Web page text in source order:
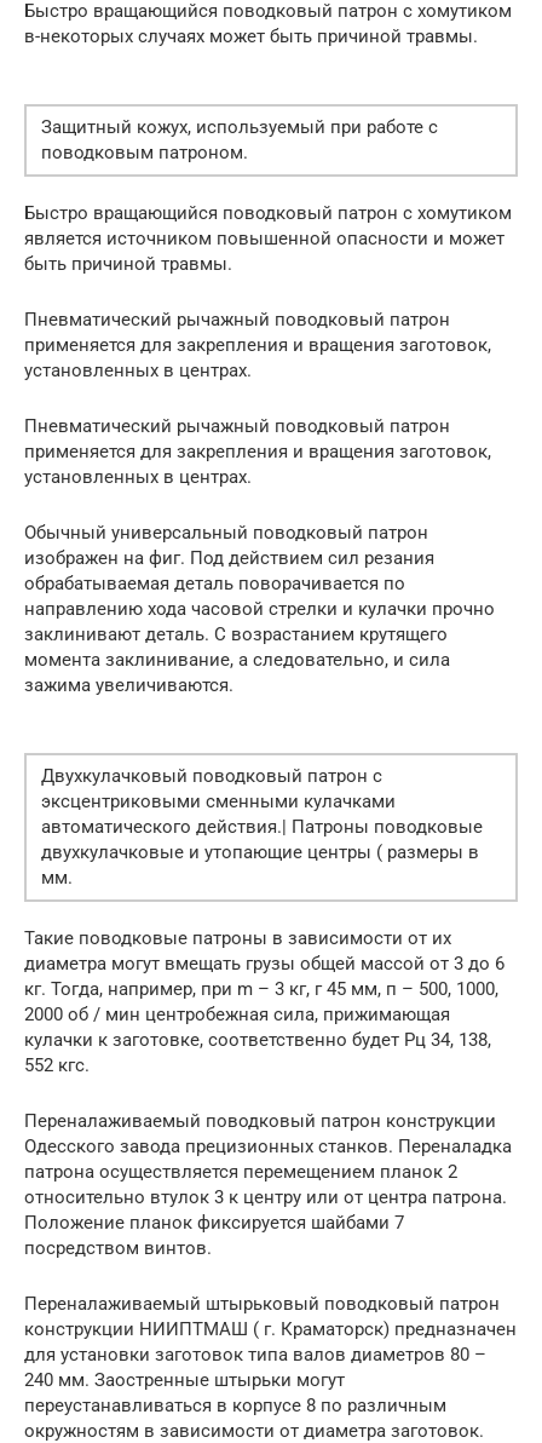
Быстро вращающийся поводковый патрон с хомутиком
в-некоторых случаях может быть причиной травмы.
Защитный кожух, используемый при работе с
поводковым патроном.
Быстро вращающийся поводковый патрон с хомутиком
является источником повышенной опасности и может
быть причиной травмы.
Пневматический рычажный поводковый патрон
применяется для закрепления и вращения заготовок,
установленных в центрах.
Пневматический рычажный поводковый патрон
применяется для закрепления и вращения заготовок,
установленных в центрах.
Обычный универсальный поводковый патрон
изображен на фиг. Под действием сил резания
обрабатываемая деталь поворачивается по
направлению хода часовой стрелки и кулачки прочно
заклинивают деталь. С возрастанием крутящего
момента заклинивание, а следовательно, и сила
зажима увеличиваются.
Двухкулачковый поводковый патрон с
эксцентриковыми сменными кулачками
автоматического действия.| Патроны поводковые
двухкулачковые и утопающие центры ( размеры в
мм.
Такие поводковые патроны в зависимости от их
диаметра могут вмещать грузы общей массой от 3 до 6
кг. Тогда, например, при m – 3 кг, г 45 мм, п – 500, 1000,
2000 об / мин центробежная сила, прижимающая
кулачки к заготовке, соответственно будет Рц 34, 138,
552 кгс.
Переналаживаемый поводковый патрон конструкции
Одесского завода прецизионных станков. Переналадка
патрона осуществляется перемещением планок 2
относительно втулок 3 к центру или от центра патрона.
Положение планок фиксируется шайбами 7
посредством винтов.
Переналаживаемый штырьковый поводковый патрон
конструкции НИИПТМАШ ( г. Краматорск) предназначен
для установки заготовок типа валов диаметров 80 –
240 мм. Заостренные штырьки могут
переустанавливаться в корпусе 8 по различным
окружностям в зависимости от диаметра заготовок.